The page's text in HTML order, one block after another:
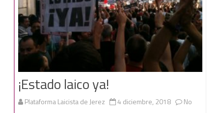
¡Estado laico ya!
Plataforma Laicista de Jerez 4 diciembre, 2018
No